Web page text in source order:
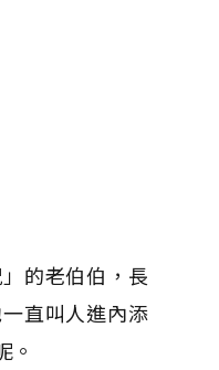
的老伯伯，長
直叫人進內添
。